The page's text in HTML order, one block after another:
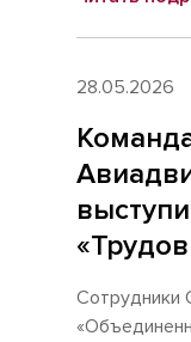
28.05.2026
Сотрудники